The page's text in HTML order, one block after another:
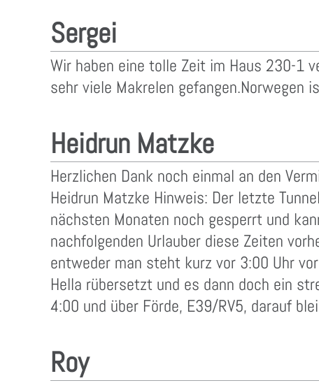
Sergei
Wir haben eine tolle Zeit im Haus 230-1
sehr viele Makrelen gefangen.Norwegen
Heidrun Matzke
Herzlichen Dank noch einmal an den
Heidrun Matzke Hinweis: Der letzte
nächsten Monaten noch gesperrt und
nachfolgenden Urlauber diese Zeiten
entweder man steht kurz vor 3:00 Uhr
Hella rübersetzt und es dann doch ein
4:00 und über Förde, E39/RV5, darauf
Roy